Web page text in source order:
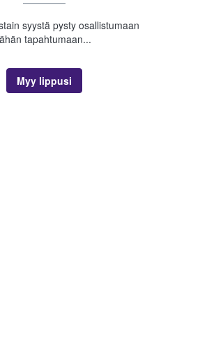
syystä pysty osallistumaan
tapahtumaan...
Myy lippusi